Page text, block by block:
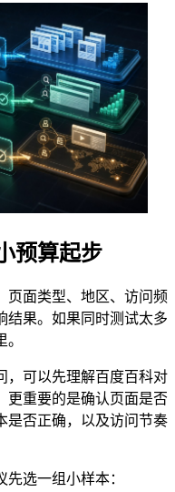
预算起步
页面类型、地区、访问频
结果。如果同时测试太多
，可以先理解百度百科对
更重要的是确认页面是否
是否正确，以及访问节奏
选一组小样本：